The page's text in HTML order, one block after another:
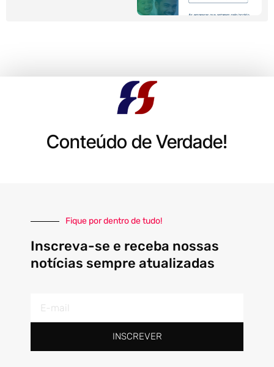
Conteúdo de Verdade!
Fique por dentro de tudo!
Inscreva-se e receba nossas
notícias sempre atualizadas
mail
INSCREVER